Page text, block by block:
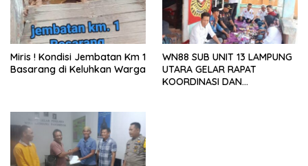
Miris ! Kondisi Jembatan Km 1
Basarang di Keluhkan Warga
WN88 SUB UNIT 13 LAMPUNG
UTARA GELAR RAPAT
KOORDINASI DAN